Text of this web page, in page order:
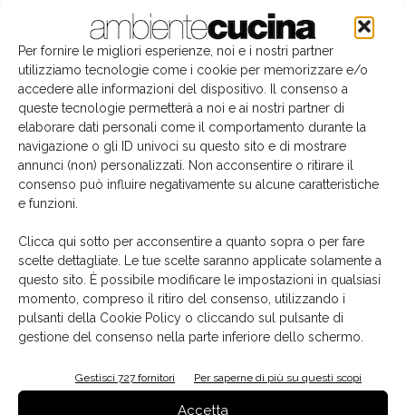
Per fornire le migliori esperienze, noi e i nostri partner
utilizziamo tecnologie come i cookie per memorizzare e/o
accedere alle informazioni del dispositivo. Il consenso a
queste tecnologie permetterà a noi e ai nostri partner di
elaborare dati personali come il comportamento durante la
navigazione o gli ID univoci su questo sito e di mostrare
annunci (non) personalizzati. Non acconsentire o ritirare il
consenso può influire negativamente su alcune caratteristiche
e funzioni.
Clicca qui sotto per acconsentire a quanto sopra o per fare
scelte dettagliate. Le tue scelte saranno applicate solamente a
questo sito. È possibile modificare le impostazioni in qualsiasi
momento, compreso il ritiro del consenso, utilizzando i
pulsanti della Cookie Policy o cliccando sul pulsante di
gestione del consenso nella parte inferiore dello schermo.
Gestisci 727 fornitori Per saperne di più su questi scopi
Accetta